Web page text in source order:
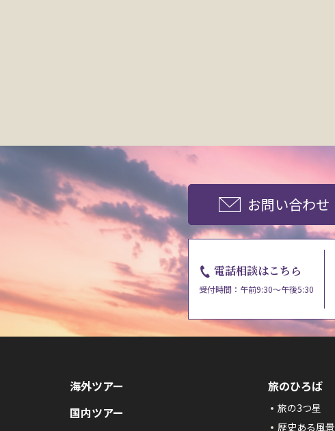
お問い合わせ
電話相談はこちら
受付時間：午前9:30～午後5:30
海外ツアー
国内ツアー
旅のひろば
旅の3つ星
歴史ある風景